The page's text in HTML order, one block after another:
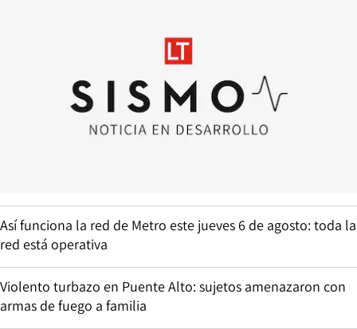
Así funciona la red de Metro este jueves 6 de agosto: toda la
red está operativa
Violento turbazo en Puente Alto: sujetos amenazaron con
armas de fuego a familia